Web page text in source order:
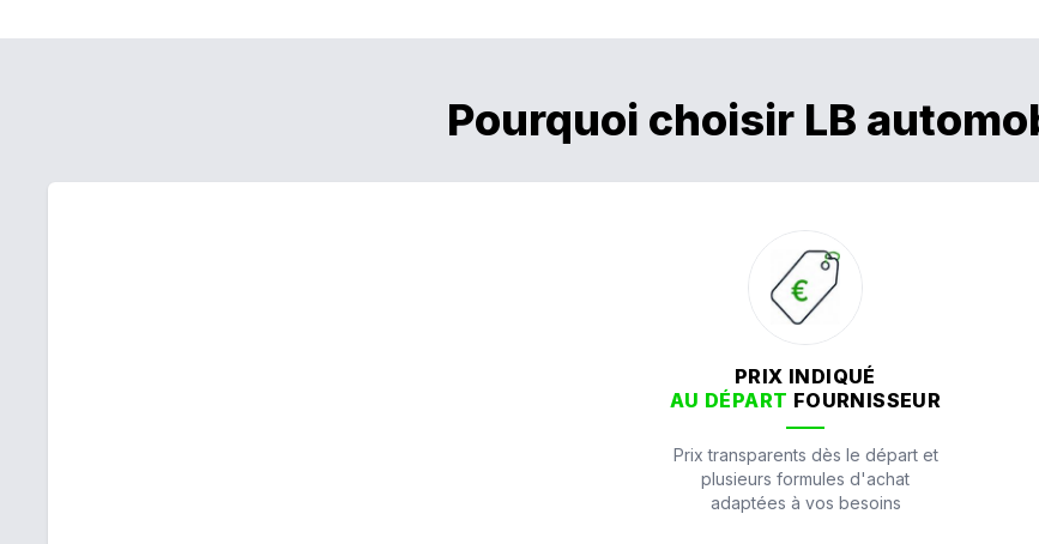
Pourquoi choisir LB
PRIX INDIQUÉ
AU DÉPART FOURNISSEUR
Prix transparents dès le départ et
plusieurs formules d'achat
adaptées à vos besoins